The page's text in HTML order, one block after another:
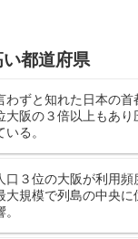
都道府県
わずと知れた日本の首
大阪の３倍以上もあり
いる。
口３位の大阪が利用
大規模で列島の中央
。